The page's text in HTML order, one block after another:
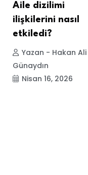
Aile dizilimi
ilişkilerini nasıl
etkiledi?
Yazan - Hakan Ali
Günaydın
Nisan 16, 2026